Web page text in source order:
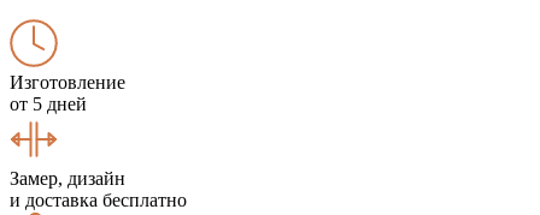
Изготовление
от 5 дней
Замер, дизайн
и доставка бесплатно